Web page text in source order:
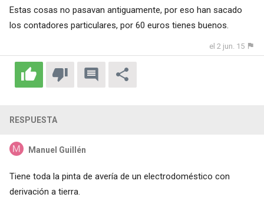
Estas cosas no pasavan antiguamente, por eso han sacado
los contadores particulares, por 60 euros tienes buenos.
el 2 jun. 15
RESPUESTA
Manuel Guillén
Tiene toda la pinta de avería de un electrodoméstico con
derivación a tierra.